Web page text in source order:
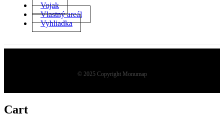
Vojak
Vlastný areál
Vyhliadka
© 2025 Copyright Monumap
Cart